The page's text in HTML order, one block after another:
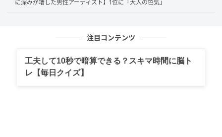
らです。（19歳/男性）
命をかけたゲームの緊張感が凄まじく、地上波でもあの迫力あ
に深みが増した男性アーティスト】1位に「大人の色気」
注目コンテンツ
工夫して10秒で暗算できる？スキマ時間に脳ト
レ【毎日クイズ】